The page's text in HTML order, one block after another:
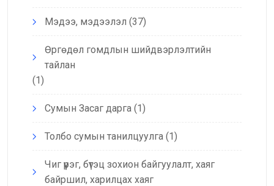
Мэдээ, мэдээлэл (37)
Өргөдөл гомдлын шийдвэрлэлтийн
тайлан
(1)
Сумын Засаг дарга (1)
Толбо сумын танилцуулга (1)
Чиг үүрэг, бүтэц зохион байгуулалт, хаяг
байршил, харилцах хаяг